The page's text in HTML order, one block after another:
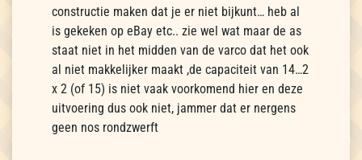
constructie maken dat je er niet bijkunt… heb al
is gekeken op eBay etc.. zie wel wat maar de as
staat niet in het midden van de varco dat het ook
al niet makkelijker maakt ,de capaciteit van 14…2
x 2 (of 15) is niet vaak voorkomend hier en deze
uitvoering dus ook niet, jammer dat er nergens
geen nos rondzwerft